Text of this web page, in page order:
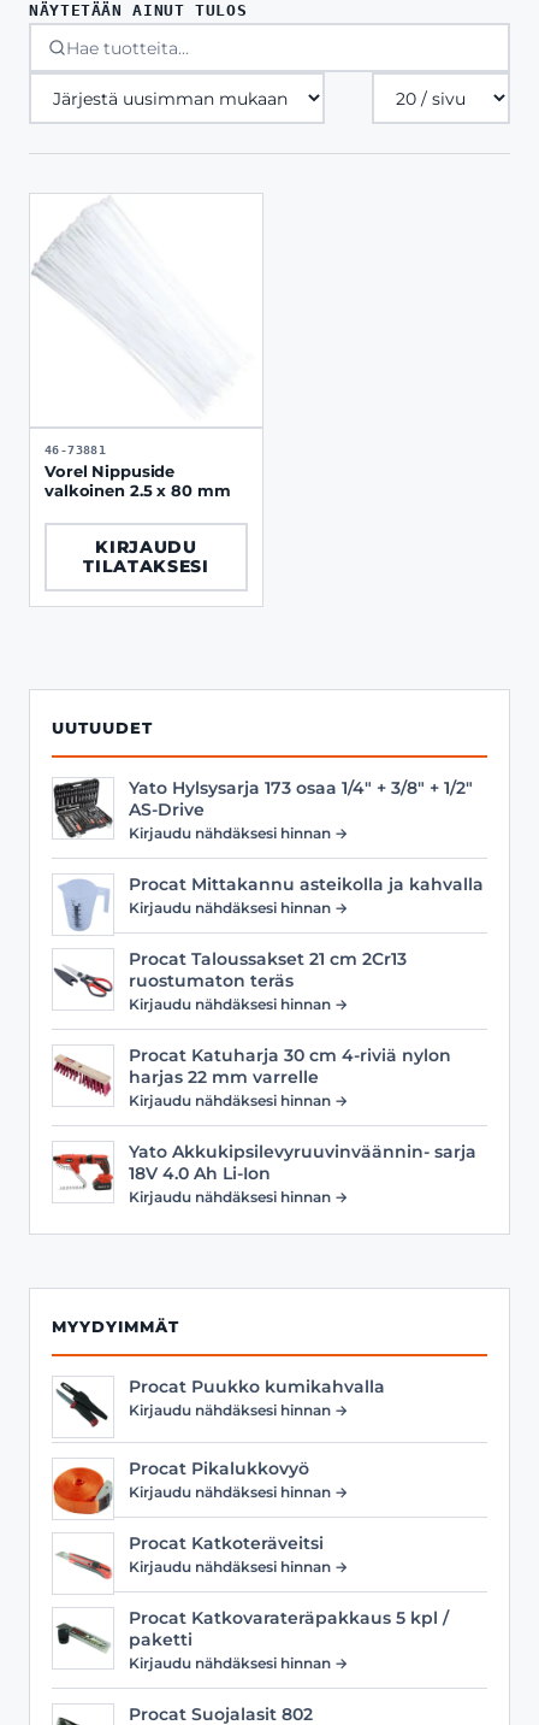
UUTUUDET
Yato Hylsysarja 173 osaa 1/4" + 3/8" + 1/2"
AS-Drive
Kirjaudu nähdäksesi hinnan →
Procat Mittakannu asteikolla ja kahvalla
Kirjaudu nähdäksesi hinnan →
Procat Taloussakset 21 cm 2Cr13
ruostumaton teräs
Kirjaudu nähdäksesi hinnan →
Procat Katuharja 30 cm 4-riviä nylon
harjas 22 mm varrelle
Kirjaudu nähdäksesi hinnan →
Yato Akkukipsilevyruuvinväännin- sarja
18V 4.0 Ah Li-Ion
Kirjaudu nähdäksesi hinnan →
MYYDYIMMÄT
Procat Puukko kumikahvalla
Kirjaudu nähdäksesi hinnan →
Procat Pikalukkovyö
Kirjaudu nähdäksesi hinnan →
Procat Katkoteräveitsi
Kirjaudu nähdäksesi hinnan →
Procat Katkovarateräpakkaus 5 kpl /
paketti
Kirjaudu nähdäksesi hinnan →
Procat Suojalasit 802
NÄYTETÄÄN AINUT TULOS
Tuotteita
sivulla
46-73881
Vorel Nippuside
valkoinen 2.5 x 80 mm
KIRJAUDU
TILATAKSESI